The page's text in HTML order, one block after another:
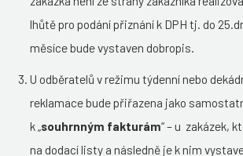
lhůtě pro podání přiznání k DPH tj. do
měsíce bude vystaven dobropis.
U odběratelů v režimu týdenní nebo
reklamace bude přiřazena jako
k „souhrnným fakturám“ – u zakázek,
na dodací listy a následně je k nim